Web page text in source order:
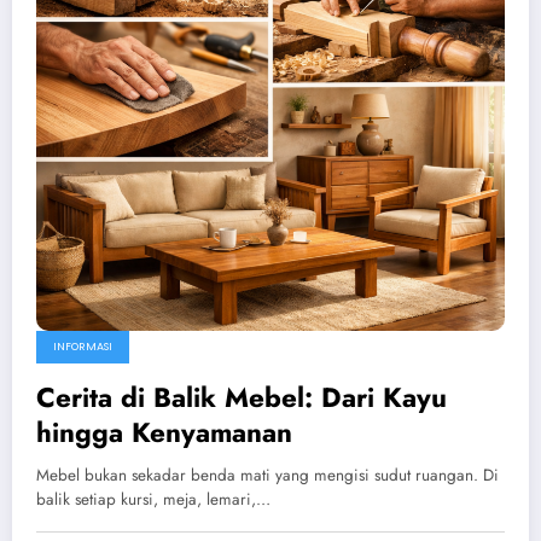
INFORMASI
Cerita di Balik Mebel: Dari Kayu
hingga Kenyamanan
Mebel bukan sekadar benda mati yang mengisi sudut ruangan. Di
balik setiap kursi, meja, lemari,…